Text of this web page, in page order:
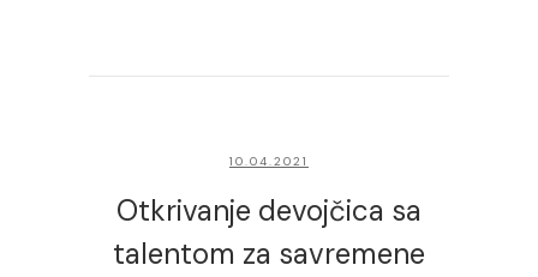
10.04.2021
Otkrivanje devojčica sa
talentom za savremene